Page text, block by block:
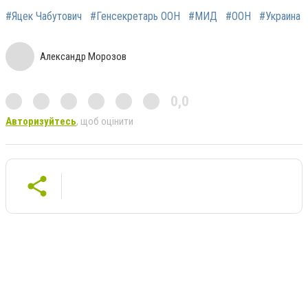
#Яцек Чабутович #Генсекретарь ООН #МИД #ООН #Украина
Александр Морозов
0,0
Авторизуйтесь, щоб оцінити